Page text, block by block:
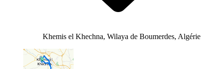
Khemis el Khechna, Wilaya de Boumerdes, Algérie